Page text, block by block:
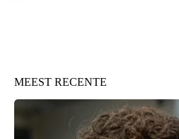
MEEST RECENTE